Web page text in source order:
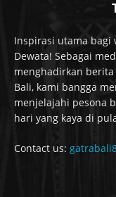
Inspirasi utama bagi
Dewata! Sebagai
menghadirkan
Bali, kami bangga
menjelajahi pesona
hari yang kaya di
Contact us: